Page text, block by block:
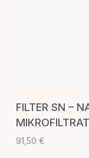
FILTER SN –
91,50 €